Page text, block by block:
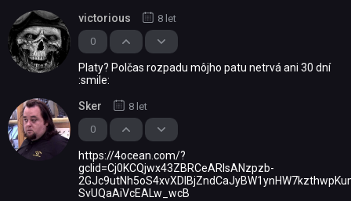
0
victorious 8 let
Platy? Polčas rozpadu môjho patu netrvá ani 30 dní
:smile:
0
Sker 8 let
https://4ocean.com/?
gclid=Cj0KCQjwx43ZBRCeARIsANzpzb-
SvUQaAiVcEALw_wcB